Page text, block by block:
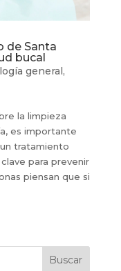
de Santa
bucal
general,
la limpieza
es importante
tratamiento
para prevenir
piensan que si